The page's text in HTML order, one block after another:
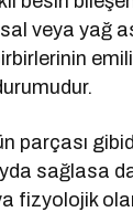
veya yağ
parçası
sağlasa
fizyolojik